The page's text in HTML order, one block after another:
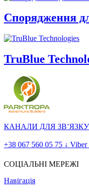
Спорядження
TruBlue
КАНАЛИ ДЛЯ
+38 067 560 05 75 ↓
СОЦІАЛЬНІ МЕРЕЖІ
Навігація